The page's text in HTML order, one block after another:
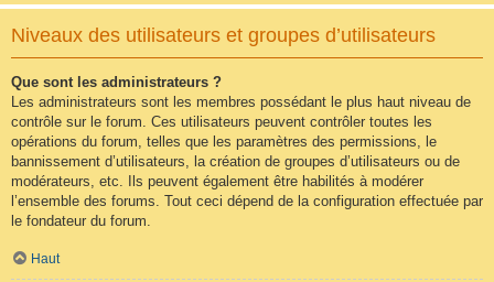
Niveaux des utilisateurs et groupes d’utilisateurs
Que sont les administrateurs ?
Les administrateurs sont les membres possédant le plus haut niveau de
contrôle sur le forum. Ces utilisateurs peuvent contrôler toutes les
opérations du forum, telles que les paramètres des permissions, le
bannissement d’utilisateurs, la création de groupes d’utilisateurs ou de
modérateurs, etc. Ils peuvent également être habilités à modérer
l’ensemble des forums. Tout ceci dépend de la configuration effectuée par
le fondateur du forum.
Haut